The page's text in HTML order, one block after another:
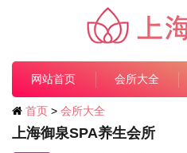
网站首页 会所大全
首页 > 会所大全
上海御泉SPA养生会所